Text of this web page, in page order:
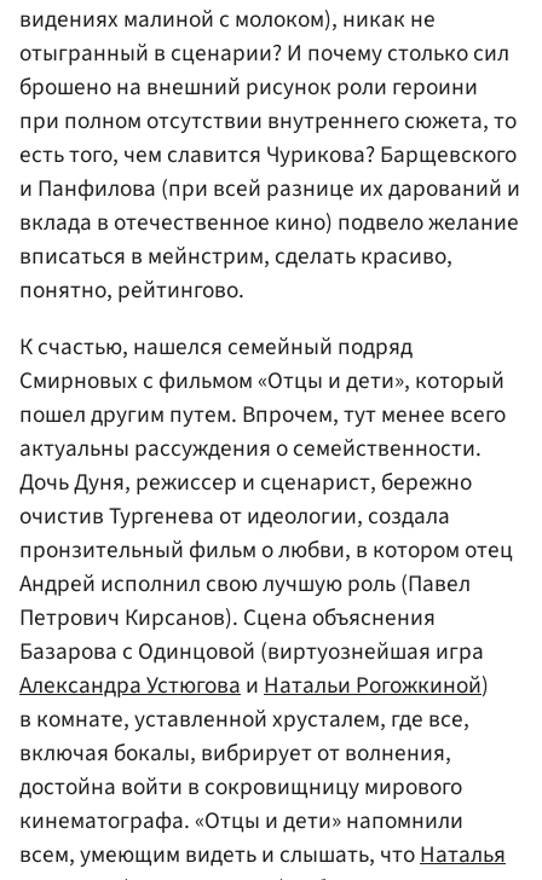
видениях малиной с молоком), никак не
отыгранный в сценарии? И почему столько сил
брошено на внешний рисунок роли героини
при полном отсутствии внутреннего сюжета, то
есть того, чем славится Чурикова? Барщевского
и Панфилова (при всей разнице их дарований и
вклада в отечественное кино) подвело желание
вписаться в мейнстрим, сделать красиво,
понятно, рейтингово.
К счастью, нашелся семейный подряд
Смирновых с фильмом «Отцы и дети», который
пошел другим путем. Впрочем, тут менее всего
актуальны рассуждения о семейственности.
Дочь Дуня, режиссер и сценарист, бережно
очистив Тургенева от идеологии, создала
пронзительный фильм о любви, в котором отец
Андрей исполнил свою лучшую роль (Павел
Петрович Кирсанов). Сцена объяснения
Базарова с Одинцовой (виртуознейшая игра
Александра УстюговаиНатальи Рогожкиной)
в комнате, уставленной хрусталем, где все,
включая бокалы, вибрирует от волнения,
достойна войти в сокровищницу мирового
кинематографа. «Отцы и дети» напомнили
всем, умеющим видеть и слышать, чтоНаталья